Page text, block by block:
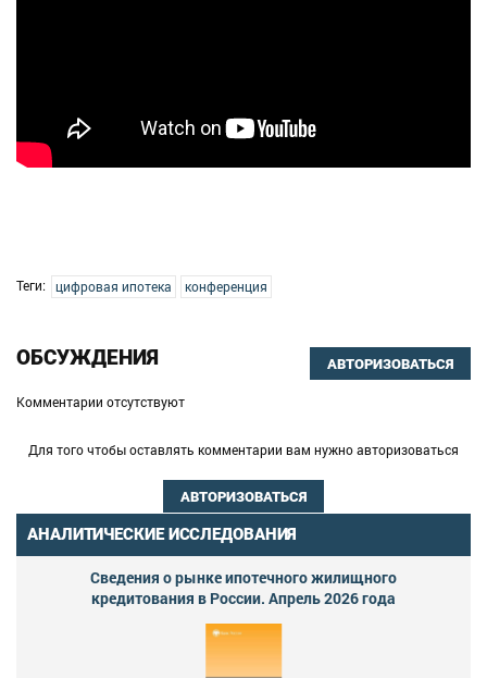
Теги: цифровая ипотека конференция
ОБСУЖДЕНИЯ АВТОРИЗОВАТЬСЯ
Комментарии отсутствуют
Для того чтобы оставлять комментарии вам нужно авторизоваться
АВТОРИЗОВАТЬСЯ
АНАЛИТИЧЕСКИЕ ИССЛЕДОВАНИЯ
Сведения о рынке ипотечного жилищного
кредитования в России. Апрель 2026 года